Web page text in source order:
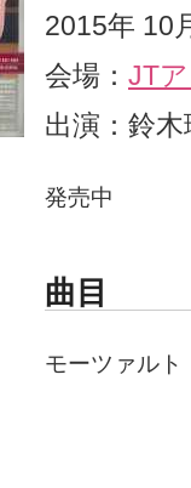
2015年 10
会場： JT
出演：鈴
発売中
曲目
モーツァル